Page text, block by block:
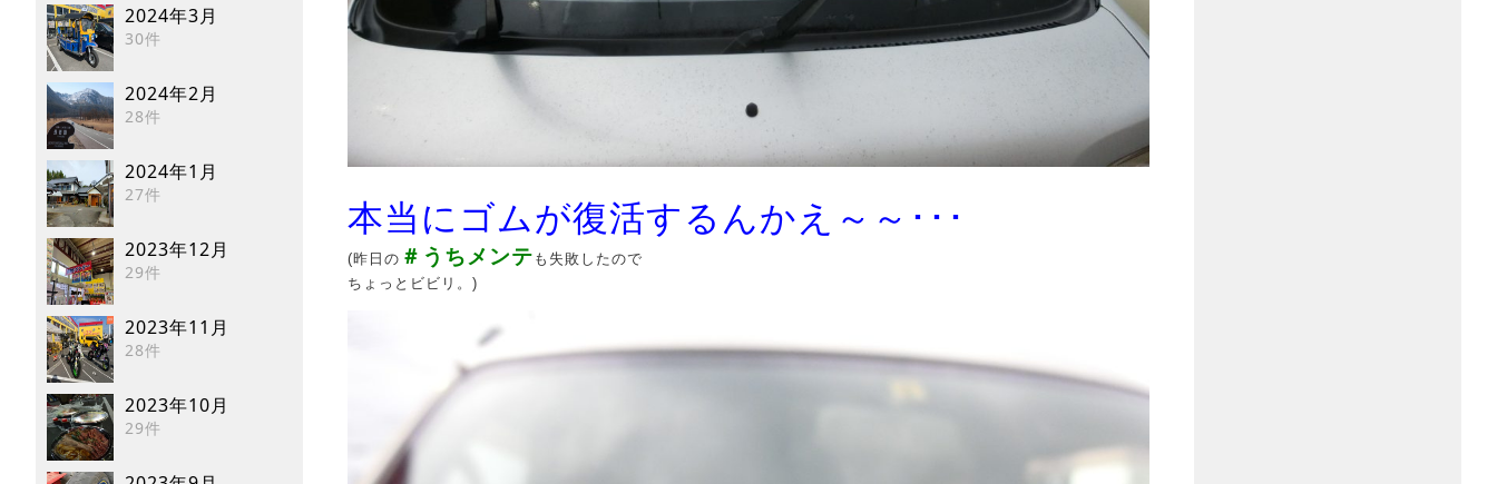
2024年3月
30件
2024年2月
28件
2024年1月
27件
2023年12月
29件
2023年11月
28件
2023年10月
29件
本当にゴムが復活するんかえ～～･･･
(昨日の ＃うちメンテ も失敗したので
ちょっとビビリ。)